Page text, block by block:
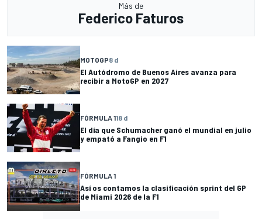
Más de
Federico Faturos
MOTOGP8 d
El Autódromo de Buenos Aires avanza para
recibir a MotoGP en 2027
FÓRMULA 118 d
El día que Schumacher ganó el mundial en julio
y empató a Fangio en F1
FÓRMULA 1
Así os contamos la clasificación sprint del GP
de Miami 2026 de la F1